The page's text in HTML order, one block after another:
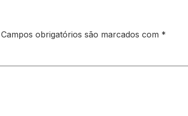
Campos obrigatórios são marcados com *